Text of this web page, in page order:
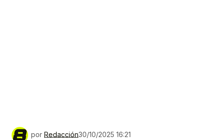
por Redacción30/10/2025 16:21